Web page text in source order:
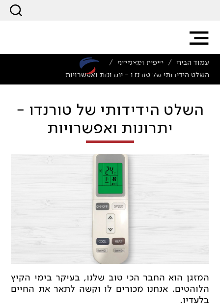
עמוד הבית / טיפים ומאמרים /
השלט הידידותי של טורנדו - יתרונות ואפשרויות
השלט הידידותי של טורנדו -
יתרונות ואפשרויות
המזגן הוא החבר הכי טוב שלנו, בעיקר בימי הקיץ
הלוהטים. אנחנו מכורים לו וקשה לתאר את החיים
בלעדיו.